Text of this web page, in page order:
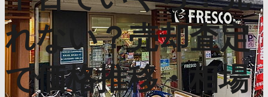
れない？売却査定
で価格推移・相場